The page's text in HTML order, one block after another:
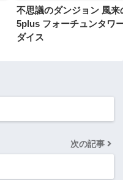
不思議のダンジョン 風来
5plus フォーチュンタワ
ダイス
次の記事